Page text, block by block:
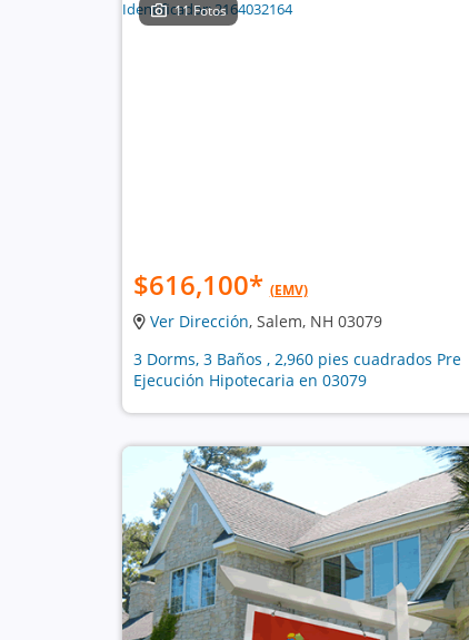
11 Fotos
$616,100* (EMV)
Ver Dirección, Salem, NH 03079
3 Dorms, 3 Baños , 2,960 pies cuadrados Pre
Ejecución Hipotecaria en 03079